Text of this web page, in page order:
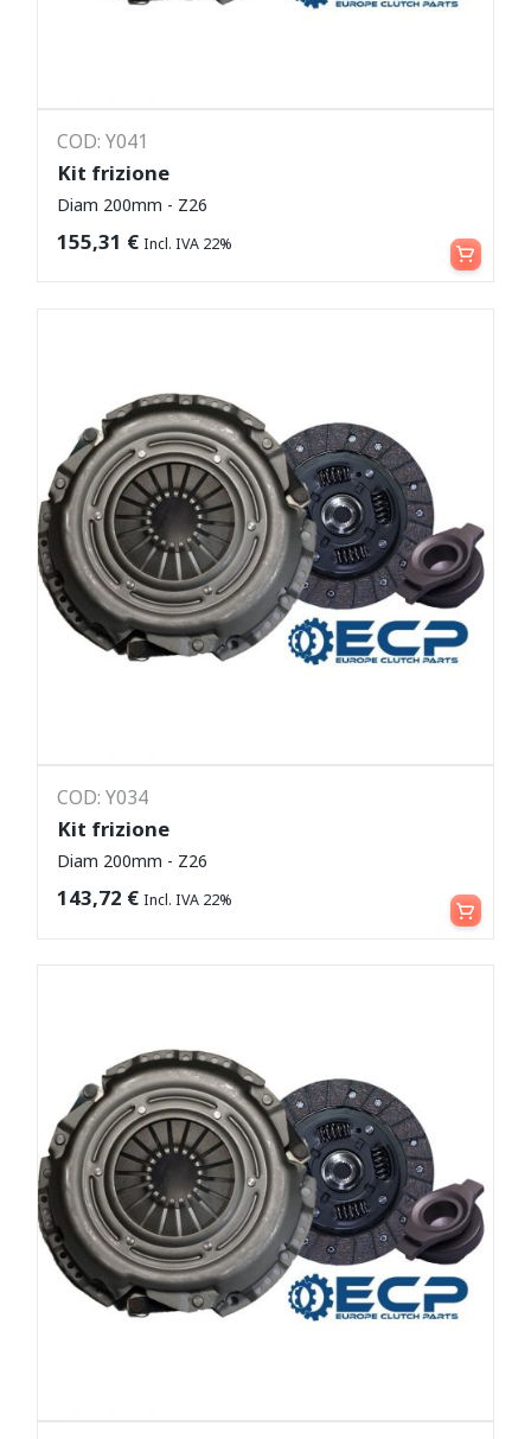
COD: Y041
Kit frizione
Diam 200mm - Z26
155,31 € Incl. IVA 22% Leggi tutto
COD: Y034
Kit frizione
Diam 200mm - Z26
143,72 € Incl. IVA 22% Leggi tutto